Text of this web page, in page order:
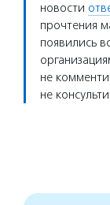
новости
прочтения
появились
не
не